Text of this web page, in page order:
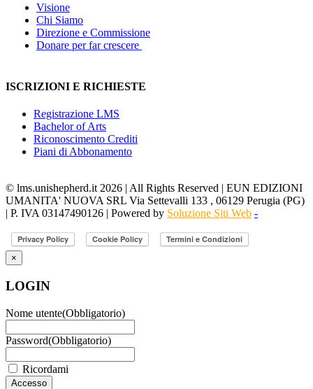
Visione
Chi Siamo
Direzione e Commissione
Donare per far crescere
ISCRIZIONI E RICHIESTE
Registrazione LMS
Bachelor of Arts
Riconoscimento Crediti
Piani di Abbonamento
© lms.unishepherd.it 2026 | All Rights Reserved | EUN EDIZIONI
UMANITA' NUOVA SRL Via Settevalli 133 , 06129 Perugia (PG)
| P. IVA 03147490126 | Powered by Soluzione Siti Web -
×
LOGIN
Nome utente(Obbligatorio)
Password(Obbligatorio)
Ricordami